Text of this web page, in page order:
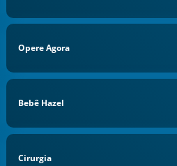
Opere Agora
Bebê Hazel
Cirurgia